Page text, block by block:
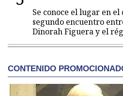
Se conoce el lugar en
segundo encuentro
Dinorah Figuera y el